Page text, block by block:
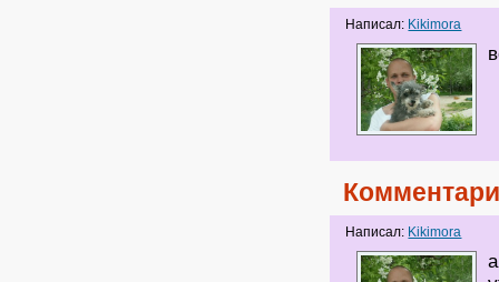
Написал: Kikimora
Написал: Kikimora